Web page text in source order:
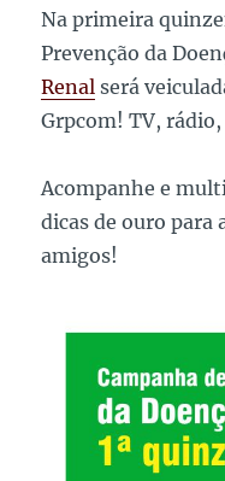
Na primeira
Prevenção da
Renal será
Grpcom! TV,
Acompanhe e
dicas de ouro para
amigos!